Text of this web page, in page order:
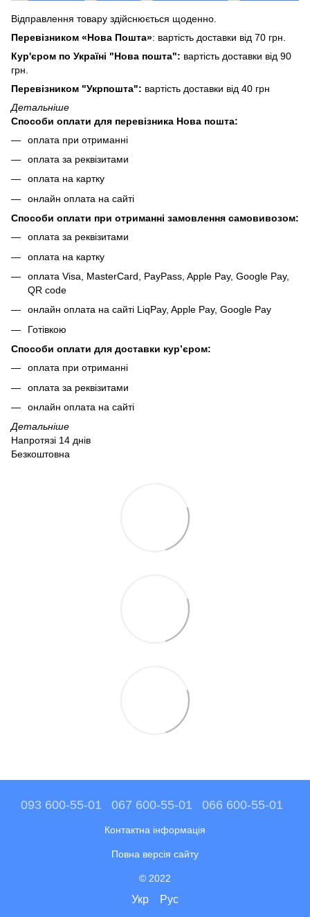
Відправлення товару здійснюється щоденно.
Перевізником «Нова Пошта»: вартість доставки від 70 грн.
Кур'єром по Україні "Нова пошта": вартість доставки від 90
грн.
Перевізником "Укрпошта": вартість доставки від 40 грн
Детальніше
Способи оплати для перевізника Нова пошта:
оплата при отриманні
оплата за реквізитами
оплата на картку
онлайн оплата на сайті
Способи оплати при отриманні замовлення самовивозом:
оплата за реквізитами
оплата на картку
оплата Visa, MasterCard, PayPass, Apple Pay, Google Pay,
QR code
онлайн оплата на сайті LiqPay, Apple Pay, Google Pay
Готівкою
Способи оплати для доставки кур’єром:
оплата при отриманні
оплата за реквізитами
онлайн оплата на сайті
Детальніше
Напротязі 14 днів
Безкоштовна
093 600-55-01 067 600-55-01 066 600-55-01
Контактна інформація
Повна версія сайту
© 2022
Укр Рус